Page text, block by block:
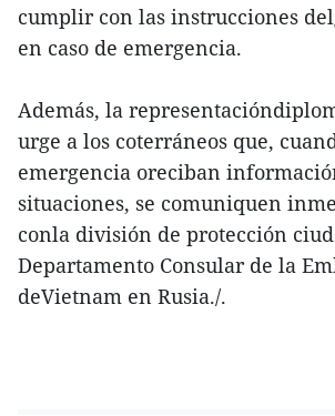
cumplir con las instrucciones
en caso de emergencia.
Además, la
urge a los coterráneos que,
emergencia oreciban
situaciones, se comuniquen
conla división de protección
Departamento Consular de la
deVietnam en Rusia./.